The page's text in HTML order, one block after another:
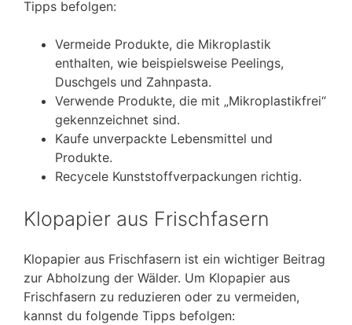
Tipps befolgen:
Vermeide Produkte, die Mikroplastik
enthalten, wie beispielsweise Peelings,
Duschgels und Zahnpasta.
Verwende Produkte, die mit „Mikroplastikfrei“
gekennzeichnet sind.
Kaufe unverpackte Lebensmittel und
Produkte.
Recycele Kunststoffverpackungen richtig.
Klopapier aus Frischfasern
Klopapier aus Frischfasern ist ein wichtiger Beitrag
zur Abholzung der Wälder. Um Klopapier aus
Frischfasern zu reduzieren oder zu vermeiden,
kannst du folgende Tipps befolgen: